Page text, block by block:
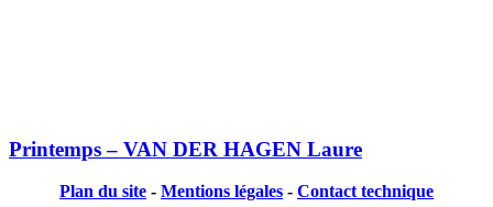
Printemps – VAN DER HAGEN Laure
Plan du site - Mentions légales - Contact technique